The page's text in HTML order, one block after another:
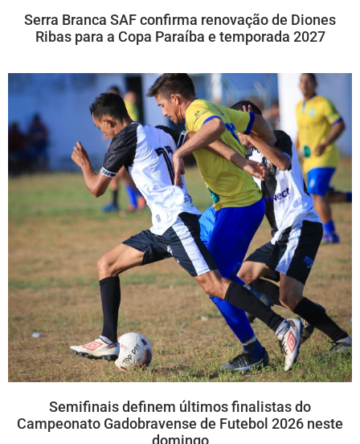
Serra Branca SAF confirma renovação de Diones
Ribas para a Copa Paraíba e temporada 2027
Semifinais definem últimos finalistas do
Campeonato Gadobravense de Futebol 2026 neste
domingo